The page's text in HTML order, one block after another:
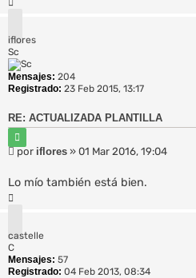
i
b
a
iflores
Sc
Mensajes: 204
Registrado: 23 Feb 2015, 13:17
RE: ACTUALIZADA PLANTILLA
i
t
r
M
n
e
por iflores » 01 Mar 2016, 19:04
Lo mío también está bien.
i
b
a
castelle
C
Mensajes: 57
Registrado: 04 Feb 2013, 08:34